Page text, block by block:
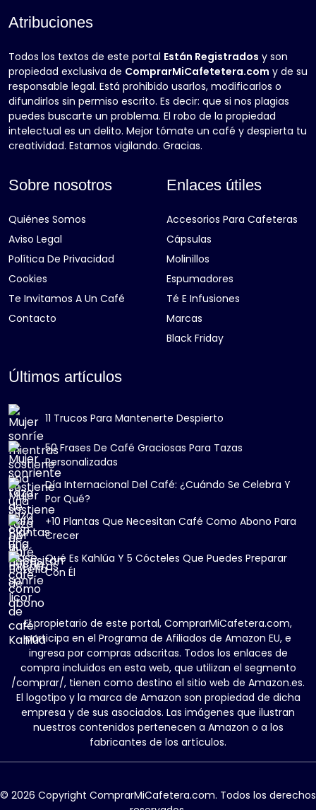
Atribuciones
Todos los textos de este portal Están Registrados y son
propiedad exclusiva de ComprarMiCafetetera.com y de su
responsable legal. Está prohibido usarlos, modificarlos o
difundirlos sin permiso escrito. Es decir: que si nos plagias
puedes buscarte un problema. El robo de la propiedad
intelectual es un delito. Mejor tómate un café y despierta tu
creatividad. Estamos vigilando. Gracias.
Sobre nosotros
Quiénes Somos
Aviso Legal
Política De Privacidad
Cookies
Te Invitamos A Un Café
Contacto
Enlaces útiles
Accesorios Para Cafeteras
Cápsulas
Molinillos
Espumadores
Té E Infusiones
Marcas
Black Friday
Últimos artículos
11 Trucos Para Mantenerte Despierto
50 Frases De Café Graciosas Para Tazas
Personalizadas
Día Internacional Del Café: ¿Cuándo Se Celebra Y
Por Qué?
+10 Plantas Que Necesitan Café Como Abono Para
Crecer
Qué Es Kahlúa Y 5 Cócteles Que Puedes Preparar
Con Él
El propietario de este portal, ComprarMiCafetera.com,
participa en el Programa de Afiliados de Amazon EU, e
ingresa por compras adscritas. Todos los enlaces de
compra incluidos en esta web, que utilizan el segmento
/comprar/, tienen como destino el sitio web de Amazon.es.
El logotipo y la marca de Amazon son propiedad de dicha
empresa y de sus asociados. Las imágenes que ilustran
nuestros contenidos pertenecen a Amazon o a los
fabricantes de los artículos.
© 2026 Copyright ComprarMiCafetera.com. Todos los derechos